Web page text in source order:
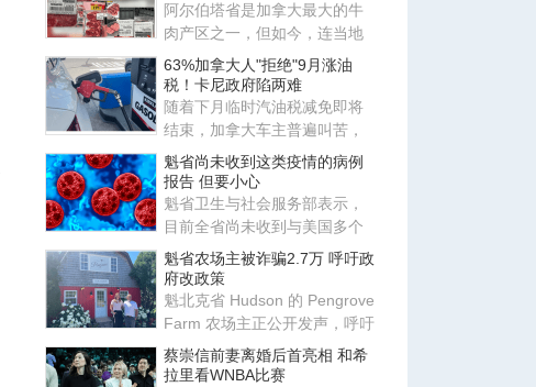
阿尔伯塔省是加拿大最大的牛
肉产区之一，但如今，连当地
超市里的“价格优势”也正在被
63%加拿大人"拒绝"9月涨油
税！卡尼政府陷两难
随着下月临时汽油税减免即将
结束，加拿大车主普遍叫苦，
绝大多数受访者希望联邦政府
将
魁省尚未收到这类疫情的病例
报告 但要小心
魁省卫生与社会服务部表示，
目前全省尚未收到与美国多个
州因生菜引发的隐孢子虫病
（Cy
魁省农场主被诈骗2.7万 呼吁政
府改政策
魁北克省 Hudson 的 Pengrove
Farm 农场主正公开发声，呼吁
修改相关政策以保护小企业
蔡崇信前妻离婚后首亮相 和希
拉里看WNBA比赛